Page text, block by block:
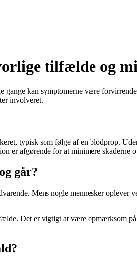
tilfælde og
kan symptomerne være
involveret.
typisk som følge af en blodprop.
er afgørende for at minimere skaderne
går?
Mens nogle mennesker oplever
Det er vigtigt at være opmærksom